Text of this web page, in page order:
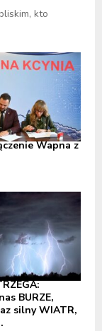
kto
Wapna z
BURZE,
silny WIATR,